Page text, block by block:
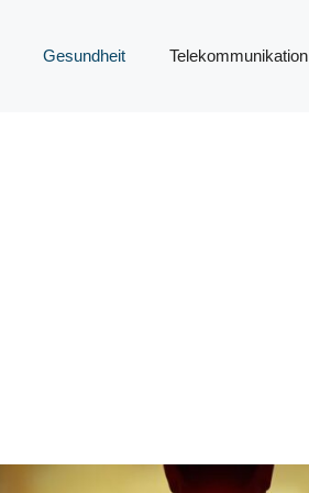
Gesundheit Telekommunikation